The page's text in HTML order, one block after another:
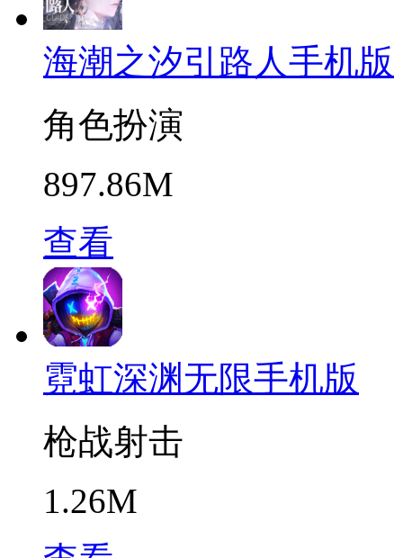
海潮之汐引路人手机版
角色扮演
897.86M
查看
霓虹深渊无限手机版
枪战射击
1.26M